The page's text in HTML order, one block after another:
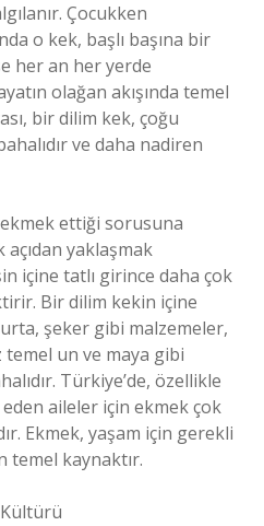
Çocukken
o kek, başlı başına bir
her an her yerde
olağan akışında temel
bir dilim kek, çoğu
ve daha nadiren
ettiği sorusuna
yaklaşmak
içine tatlı girince daha çok
Bir dilim kekin içine
şeker gibi malzemeler,
un ve maya gibi
Türkiye’de, özellikle
aileler için ekmek çok
Ekmek, yaşam için gerekli
temel kaynaktır.